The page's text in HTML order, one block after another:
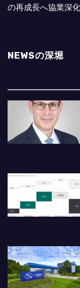
の再成長へ協業深
NEWSの深堀